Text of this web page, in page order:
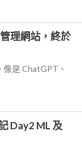
理網站，終於
是 ChatGPT、
Day2 ML 及